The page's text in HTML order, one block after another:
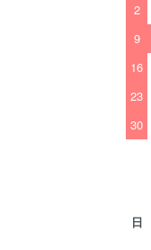
2
9
16
23
30
日